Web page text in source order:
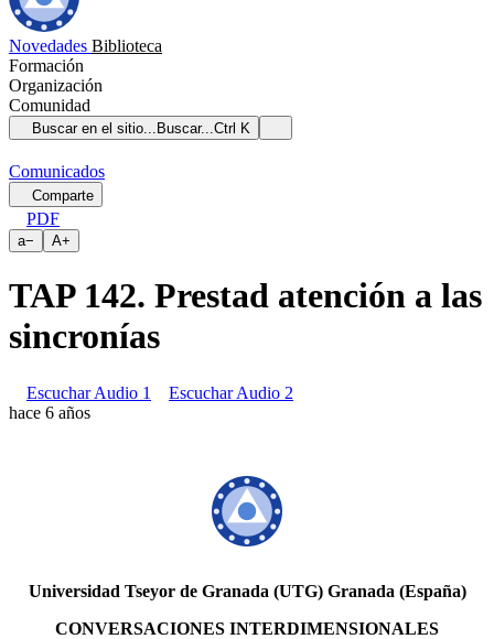
Novedades Biblioteca
Formación
Organización
Comunidad
Buscar en el sitio... Buscar...Ctrl K
Comunicados
Comparte
PDF
a− A+
TAP 142. Prestad atención a las
sincronías
Escuchar Audio 1
Escuchar Audio 2
hace 6 años
Universidad Tseyor de Granada (UTG) Granada (España)
CONVERSACIONES INTERDIMENSIONALES